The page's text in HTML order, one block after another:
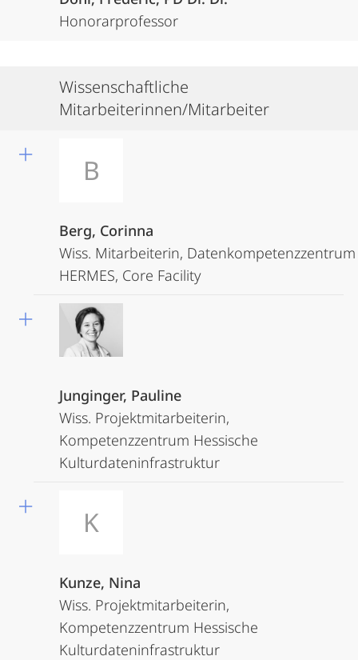
Honorarprofessor
Wissenschaftliche
Mitarbeiterinnen/Mitarbeiter
B
Berg, Corinna
Wiss. Mitarbeiterin, Datenkompetenzzentrum
HERMES, Core Facility
Junginger, Pauline
Wiss. Projektmitarbeiterin,
Kompetenzzentrum Hessische
Kulturdateninfrastruktur
K
Kunze, Nina
Wiss. Projektmitarbeiterin,
Kompetenzzentrum Hessische
Kulturdateninfrastruktur